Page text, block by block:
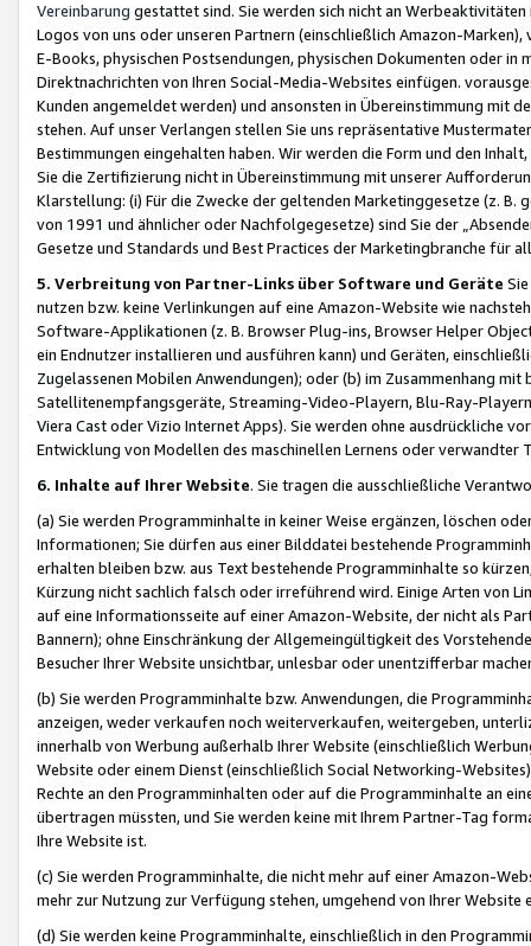
Vereinbarung gestattet sind. Sie werden sich nicht an
Logos von uns oder unseren Partnern (einschließlich Amazon-
E-Books, physischen Postsendungen, physischen Dokumenten oder in
Direktnachrichten von Ihren Social-Media-Websites einfügen.
Kunden angemeldet werden) und ansonsten in Übereinstimmung mit
stehen. Auf unser Verlangen stellen Sie uns repräsentative
Bestimmungen eingehalten haben. Wir werden die Form und den
Sie die Zertifizierung nicht in Übereinstimmung mit unserer
Klarstellung: (i) Für die Zwecke der geltenden Marketinggesetze (z. B.
von 1991 und ähnlicher oder Nachfolgegesetze) sind Sie der
Gesetze und Standards und Best Practices der Marketingbranche für
5. Verbreitung von Partner-Links über Software und Geräte
nutzen bzw. keine Verlinkungen auf eine Amazon-Website wie
Software-Applikationen (z. B. Browser Plug-ins, Browser Helper
ein Endnutzer installieren und ausführen kann) und Geräten,
Zugelassenen Mobilen Anwendungen); oder (b) im Zusammenhang
Satellitenempfangsgeräte, Streaming-Video-Playern, Blu-Ray-
Viera Cast oder Vizio Internet Apps). Sie werden ohne ausdrückliche
Entwicklung von Modellen des maschinellen Lernens oder
6. Inhalte auf Ihrer Website. Sie tragen die ausschließliche
(a) Sie werden Programminhalte in keiner Weise ergänzen, löschen
Informationen; Sie dürfen aus einer Bilddatei bestehende
erhalten bleiben bzw. aus Text bestehende Programminhalte so
Kürzung nicht sachlich falsch oder irreführend wird. Einige Arten von
auf eine Informationsseite auf einer Amazon-Website, der nicht als
Bannern); ohne Einschränkung der Allgemeingültigkeit des
Besucher Ihrer Website unsichtbar, unlesbar oder unentzifferbar
(b) Sie werden Programminhalte bzw. Anwendungen, die
anzeigen, weder verkaufen noch weiterverkaufen, weitergeben,
innerhalb von Werbung außerhalb Ihrer Website (einschließlich
Website oder einem Dienst (einschließlich Social Networking-
Rechte an den Programminhalten oder auf die Programminhalte an
übertragen müssten, und Sie werden keine mit Ihrem Partner-Tag
Ihre Website ist.
(c) Sie werden Programminhalte, die nicht mehr auf einer Amazon-
mehr zur Nutzung zur Verfügung stehen, umgehend von Ihrer
(d) Sie werden keine Programminhalte, einschließlich in den